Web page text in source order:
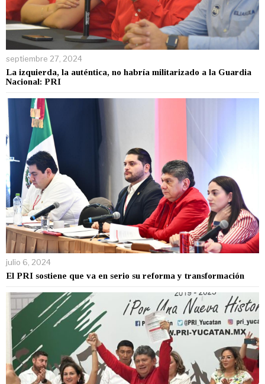
septiembre 27, 2024
La izquierda, la auténtica, no habría militarizado a la Guardia
Nacional: PRI
julio 6, 2024
El PRI sostiene que va en serio su reforma y transformación